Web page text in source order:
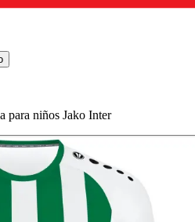
para niños Jako Inter